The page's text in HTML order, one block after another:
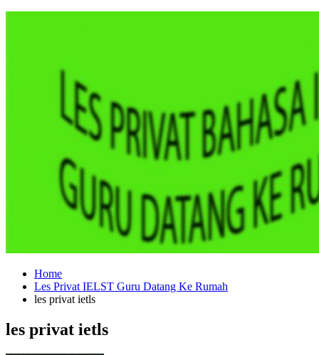
Home
Les Privat IELST Guru Datang Ke Rumah
les privat ietls
les privat ietls